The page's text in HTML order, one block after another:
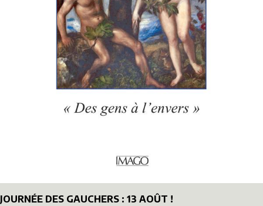
JOURNÉE DES GAUCHERS : 13 AOÛT !